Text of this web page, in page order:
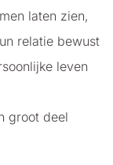
laten zien,
relatie bewust
leven
groot deel